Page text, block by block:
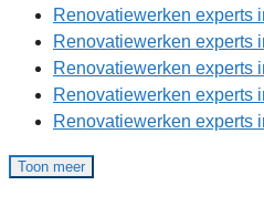
Renovatiewerken experts
Renovatiewerken experts
Renovatiewerken experts
Renovatiewerken experts
Renovatiewerken experts
Toon meer